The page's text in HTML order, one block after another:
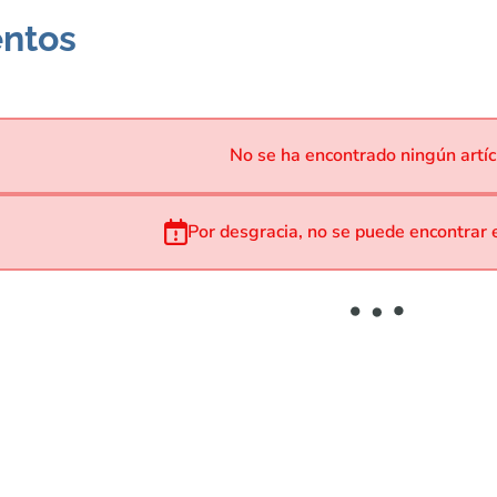
No se ha encontrado ningún
Por desgracia, no se puede encontrar